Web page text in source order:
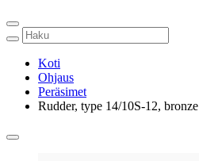
Koti
Ohjaus
Peräsimet
Rudder, type 14/10S-12, bronze